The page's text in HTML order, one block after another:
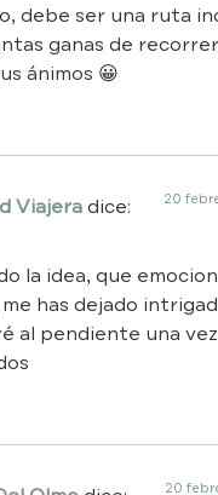
debe ser una ruta
ganas de
ánimos 😀
Viajeradice: 20
la idea, que
has dejado
al pendiente una
20